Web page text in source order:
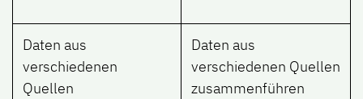
Daten aus
verschiedenen
Quellen
Daten aus
verschiedenen Quellen
zusammenführen